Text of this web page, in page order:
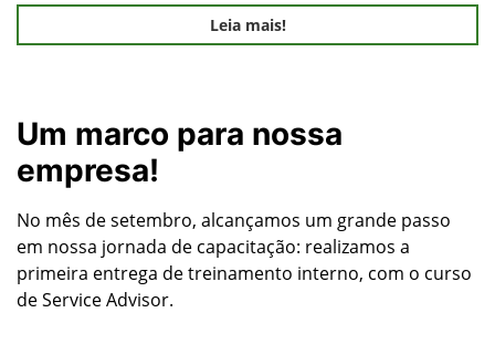
Leia mais!
Um marco para nossa
empresa!
No mês de setembro, alcançamos um grande passo
em nossa jornada de capacitação: realizamos a
primeira entrega de treinamento interno, com o curso
de Service Advisor.